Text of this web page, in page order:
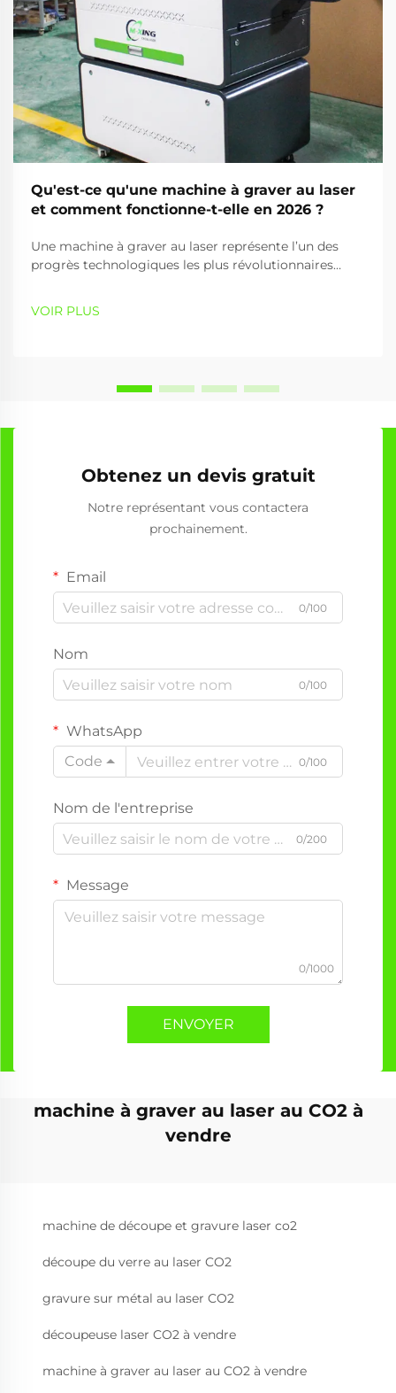
Qu'est-ce qu'une machine à graver au laser
et comment fonctionne-t-elle en 2026 ?
Une machine à graver au laser représente l’un des
progrès technologiques les plus révolutionnaires
exploite l’énergie lumineuse focalisée pour marquer,
VOIR PLUS
Obtenez un devis gratuit
Notre représentant vous contactera
prochainement.
Email
0/100
Nom
0/100
WhatsApp
Code
0/100
Nom de l'entreprise
0/200
Message
0/1000
ENVOYER
machine à graver au laser au CO2 à
vendre
machine de découpe et gravure laser co2
découpe du verre au laser CO2
gravure sur métal au laser CO2
découpeuse laser CO2 à vendre
machine à graver au laser au CO2 à vendre